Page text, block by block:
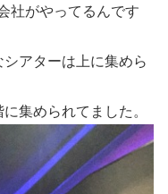
社がやってるんです
アターは上に集めら
集められてました。